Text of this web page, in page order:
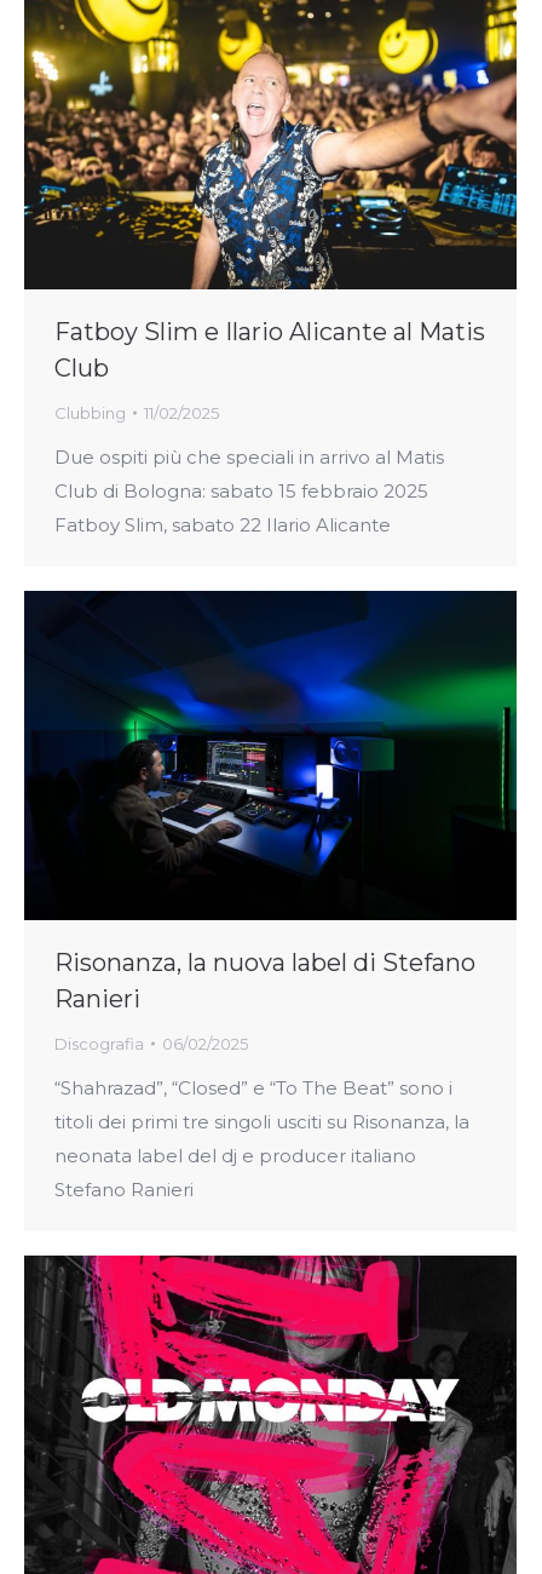
Fatboy Slim e Ilario Alicante al Matis
Club
Clubbing 11/02/2025
Due ospiti più che speciali in arrivo al Matis
Club di Bologna: sabato 15 febbraio 2025
Fatboy Slim, sabato 22 Ilario Alicante
Risonanza, la nuova label di Stefano
Ranieri
Discografia 06/02/2025
“Shahrazad”, “Closed” e “To The Beat” sono i
titoli dei primi tre singoli usciti su Risonanza, la
neonata label del dj e producer italiano
Stefano Ranieri